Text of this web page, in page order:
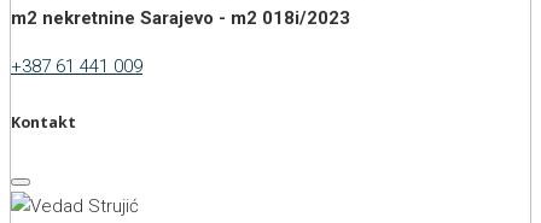
m2 nekretnine Sarajevo - m2 018i/2023
+387 61 441 009
Kontakt